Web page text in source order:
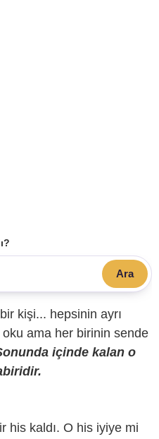
Ara
kişi... hepsinin ayrı
ama her birinin sende
içinde kalan o
his kaldı. O his iyiye mi